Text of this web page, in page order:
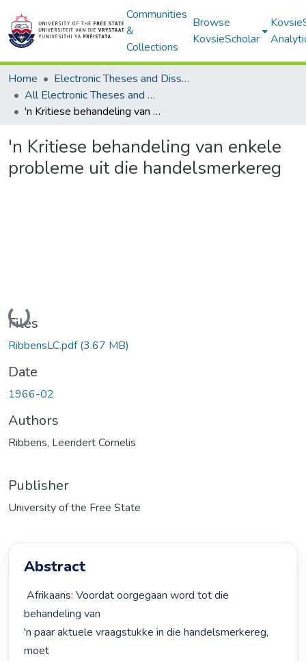
Communities
&
Collections
Browse
KovsieScholar
Home
Electronic Theses and Dissertations
All Electronic Theses and Dissertations
'n Kritiese behandeling van enkele probleme uit die handelsmerkereg
'n Kritiese behandeling van enkele
probleme uit die handelsmerkereg
Loading...
Files
RibbensLC.pdf(3.67 MB)
Date
1966-02
Authors
Ribbens, Leendert Cornelis
Publisher
University of the Free State
Abstract
Afrikaans: Voordat oorgegaan word tot die
behandeling van
'n paar aktuele vraagstukke in die handelsmerkereg,
moet